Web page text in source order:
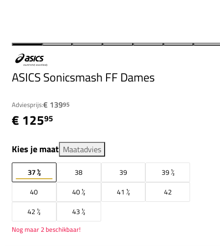
ASICS Sonicsmash FF Dames
Adviesprijs:€ 13995
€ 12595
Kies je maat Maatadvies
37 ½ 38 39
39 ½
40
40 ½ 41 ½
42
42 ½
43 ½
Nog maar 2 beschikbaar!